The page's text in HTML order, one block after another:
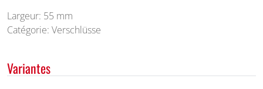
Largeur: 55 mm
Catégorie: Verschlüsse
Variantes